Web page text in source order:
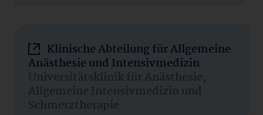
Klinische Abteilung für Allgemeine
Anästhesie und Intensivmedizin
Universitätsklinik für Anästhesie,
Allgemeine Intensivmedizin und
Schmerztherapie